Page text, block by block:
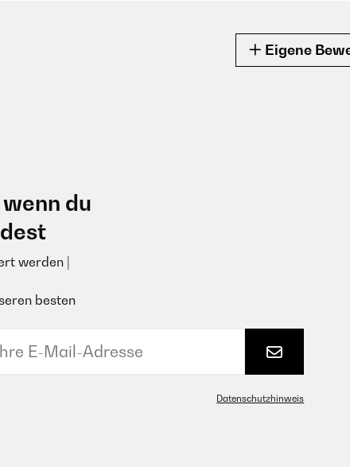
Eigene
du
werden |
besten
Datenschutzhinweis